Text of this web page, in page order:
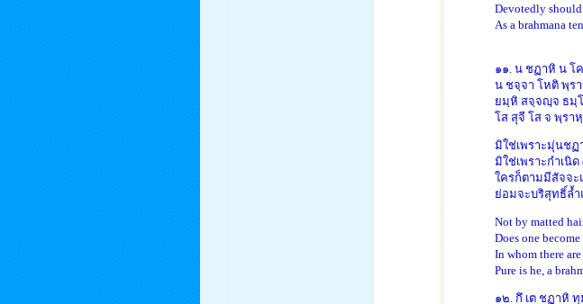
Devotedly
As a brahmana
๑๑. น ชฏาหิ น โ
น ชจฺจา โหติ พฺร
ยมฺหิ สจฺจญฺจ ธมฺ
โส สุจี โส จ พฺร
มิใช่เพราะมุ่นชฏ
มิใช่เพราะกำเนิ
ใครก็ตามมีสัจจะ
ย่อมจะบริสุทธิ์ล้
Not by matted
Does one become
In whom there
Pure is he, a
๑๒. กึ เต ชฏาหิ ทุ